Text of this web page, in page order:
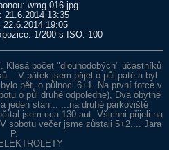
wmg 016.jpg
21.6.2014 13:35
22.6.2014 19:05
1/200 s ISO: 100
Klesá počet "dlouhodobých" účastníků
V pátek jsem přijel o půl paté a byl
pět, o půlnoci 6+1. Na první fotce v
o půl druhé odpoledne), Dva obytné
jeden stan... ...na druhé parkoviště
jsem cca 130 aut. Všichni přijeli na
sobotu večer jsme zůstali 5+2.... Jara
P.
ELEKTROLETY